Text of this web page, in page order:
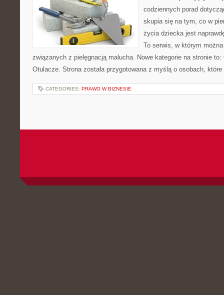
codziennych porad
skupia się na tym, co w
życia dziecka jest
To serwis, w którym
związanych z pielęgnacją malucha. Nowe kategorie na stronie
Otulacze. Strona została przygotowana z myślą o osobach,
CATEGORIES: PRAWO W BIZNESIE